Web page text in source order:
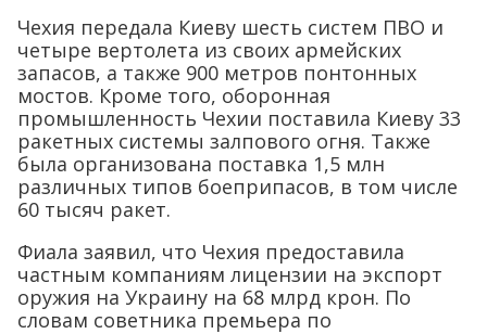
Чехия передала Киеву шесть систем ПВО и
четыре вертолета из своих армейских
запасов, а также 900 метров понтонных
мостов. Кроме того, оборонная
промышленность Чехии поставила Киеву 33
ракетных системы залпового огня. Также
была организована поставка 1,5 млн
различных типов боеприпасов, в том числе
60 тысяч ракет.
Фиала заявил, что Чехия предоставила
частным компаниям лицензии на экспорт
оружия на Украину на 68 млрд крон. По
словам советника премьера по